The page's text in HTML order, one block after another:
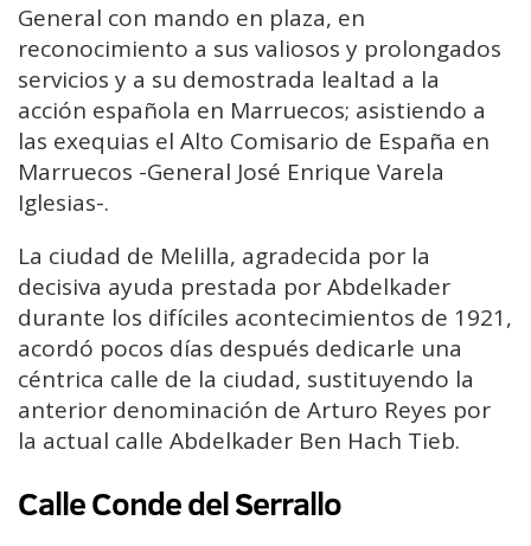
General con mando en plaza, en
reconocimiento a sus valiosos y prolongados
servicios y a su demostrada lealtad a la
acción española en Marruecos; asistiendo a
las exequias el Alto Comisario de España en
Marruecos -General José Enrique Varela
Iglesias-.
La ciudad de Melilla, agradecida por la
decisiva ayuda prestada por Abdelkader
durante los difíciles acontecimientos de 1921,
acordó pocos días después dedicarle una
céntrica calle de la ciudad, sustituyendo la
anterior denominación de Arturo Reyes por
la actual calle Abdelkader Ben Hach Tieb.
Calle Conde del Serrallo